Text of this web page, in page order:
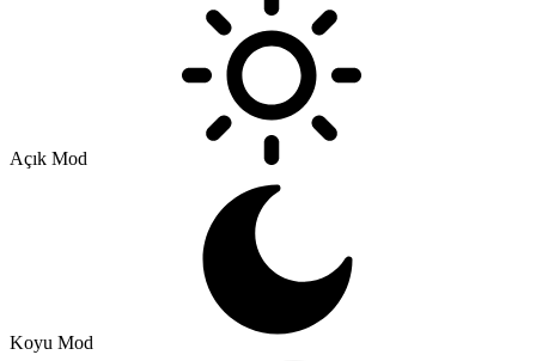
Açık Mod
Koyu Mod